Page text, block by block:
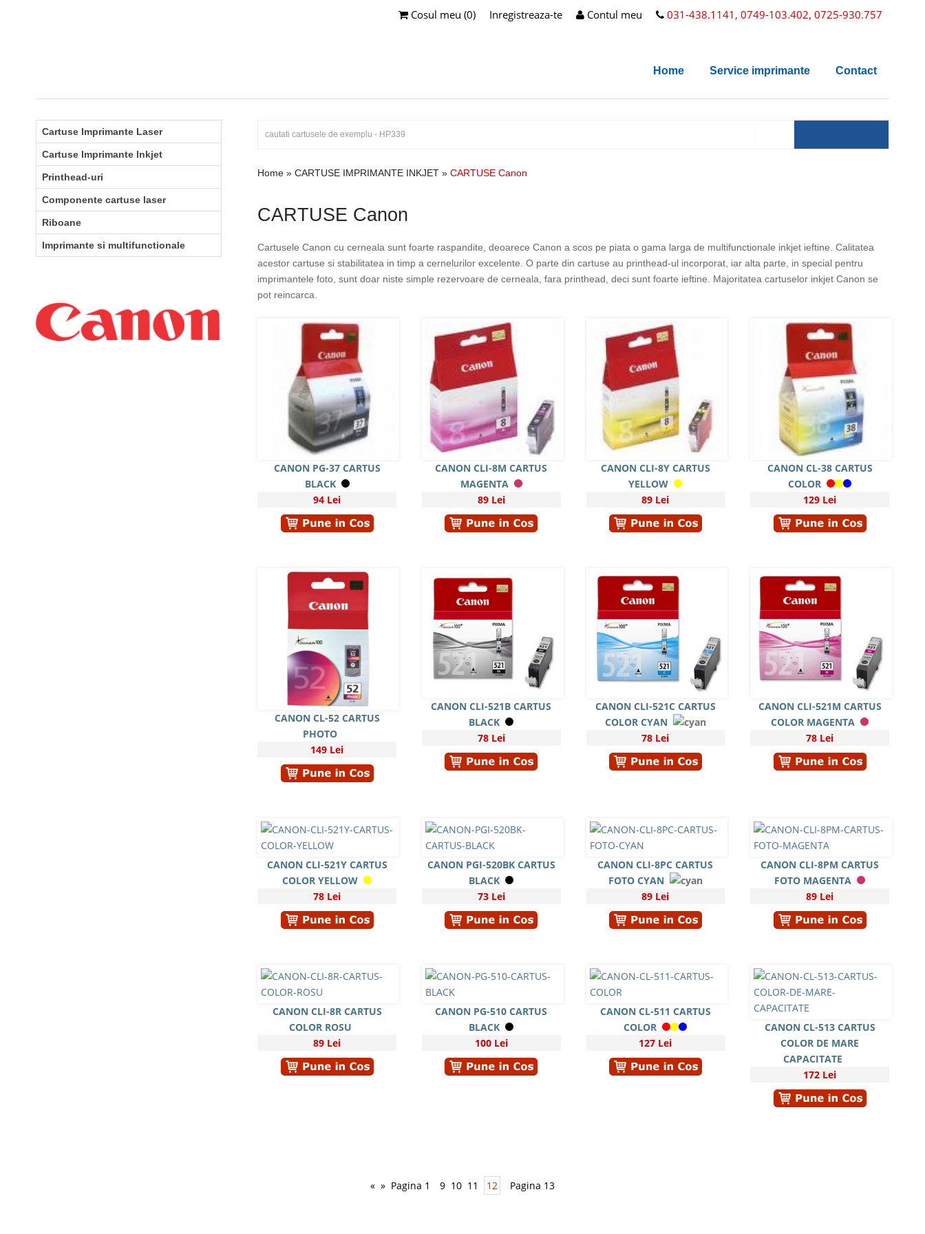
031-438.1141, 0749-103.402, 0725-930.757
Contul meu
Inregistreaza-te
Cosul meu (0)
Home Service imprimante Contact
Cartuse Imprimante Laser
Cartuse Imprimante Inkjet
Printhead-uri
Componente cartuse laser
Riboane
Imprimante si multifunctionale
Home »CARTUSE IMPRIMANTE INKJET »CARTUSE Canon
CARTUSE Canon
Cartusele Canon cu cerneala sunt foarte raspandite, deoarece Canon a scos pe piata o gama larga de multifunctionale inkjet ieftine. Calitatea
acestor cartuse si stabilitatea in timp a cernelurilor excelente. O parte din cartuse au printhead-ul incorporat, iar alta parte, in special pentru
imprimantele foto, sunt doar niste simple rezervoare de cerneala, fara printhead, deci sunt foarte ieftine. Majoritatea cartuselor inkjet Canon se
pot reincarca.
CANON PG-37 CARTUS
BLACK
94 Lei
CANON CLI-8M CARTUS
MAGENTA
89 Lei
CANON CLI-8Y CARTUS
YELLOW
89 Lei
CANON CL-38 CARTUS
COLOR
129 Lei
CANON CL-52 CARTUS
PHOTO
149 Lei
CANON CLI-521B CARTUS
BLACK
78 Lei
CANON CLI-521C CARTUS
COLOR CYAN
78 Lei
CANON CLI-521M CARTUS
COLOR MAGENTA
78 Lei
CANON CLI-521Y CARTUS
COLOR YELLOW
78 Lei
CANON PGI-520BK CARTUS
BLACK
73 Lei
CANON CLI-8PC CARTUS
FOTO CYAN
89 Lei
CANON CLI-8PM CARTUS
FOTO MAGENTA
89 Lei
CANON CLI-8R CARTUS
COLOR ROSU
89 Lei
CANON PG-510 CARTUS
BLACK
100 Lei
CANON CL-511 CARTUS
COLOR
127 Lei
CANON CL-513 CARTUS
COLOR DE MARE
CAPACITATE
172 Lei
« » Pagina 1 9 10 11 12 Pagina 13